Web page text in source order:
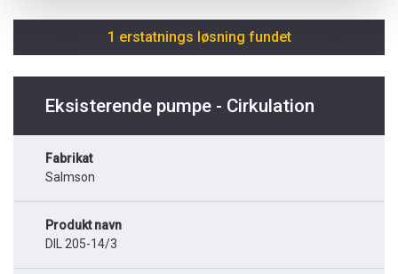
1 erstatnings løsning fundet
Eksisterende pumpe - Cirkulation
Fabrikat
Salmson
Produkt navn
DIL 205-14/3